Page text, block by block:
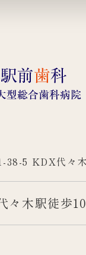
38-5 KDX代々
々木駅徒歩10